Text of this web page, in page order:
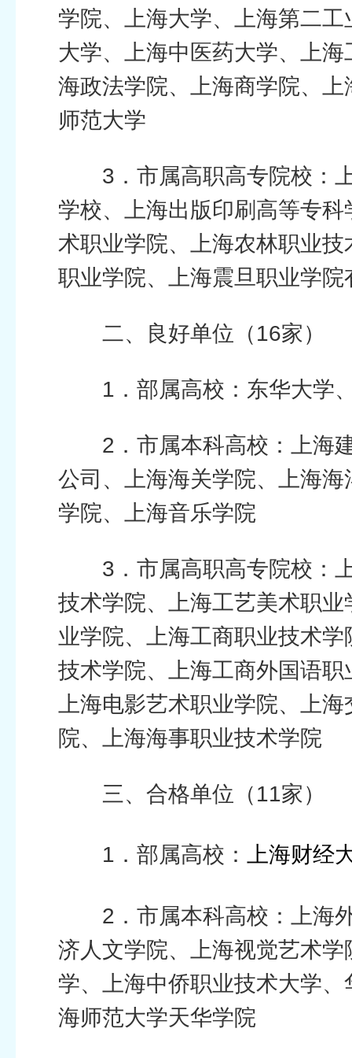
学院、上海大学、上海第二
大学、上海中医药大学、上
海政法学院、上海商学院、
师范大学
3．市属高职高专院校：
学校、上海出版印刷高等专
术职业学院、上海农林职业
职业学院、上海震旦职业学院
二、良好单位（16家）
1．部属高校：东华大学
2．市属本科高校：上海
公司、上海海关学院、上海
学院、上海音乐学院
3．市属高职高专院校：
技术学院、上海工艺美术职
业学院、上海工商职业技术
技术学院、上海工商外国语
上海电影艺术职业学院、上
院、上海海事职业技术学院
三、合格单位（11家）
1．部属高校： 上海财经
2．市属本科高校：上海
济人文学院、上海视觉艺术学
学、上海中侨职业技术大学
海师范大学天华学院